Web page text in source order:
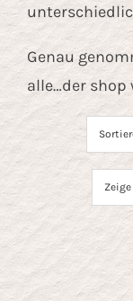
Genau
alle…der shop
Zeige